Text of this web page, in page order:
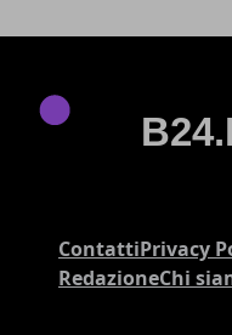
ContattiPrivacy
RedazioneChi